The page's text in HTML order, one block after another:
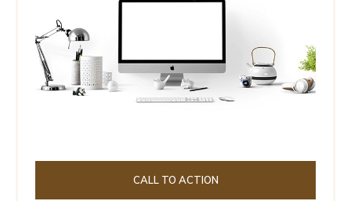
CALL TO ACTION